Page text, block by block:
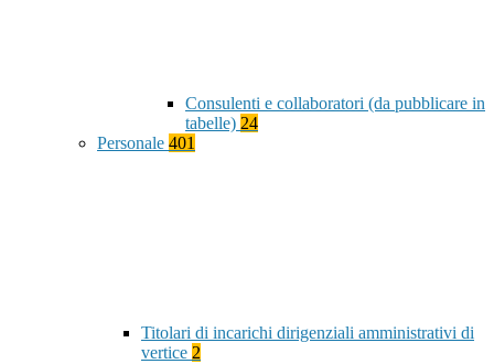
Consulenti e collaboratori (da pubblicare in
tabelle) 24
Personale 401
Titolari di incarichi dirigenziali amministrativi di
vertice 2